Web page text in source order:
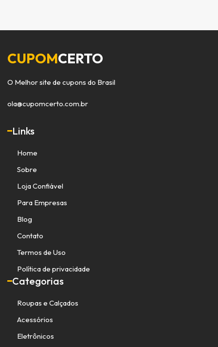
CUPOMCERTO
O Melhor site de cupons do Brasil
ola@cupomcerto.com.br
Links
Home
Sobre
Loja Confiável
Para Empresas
Blog
Contato
Termos de Uso
Política de privacidade
Categorias
Roupas e Calçados
Acessórios
Eletrônicos